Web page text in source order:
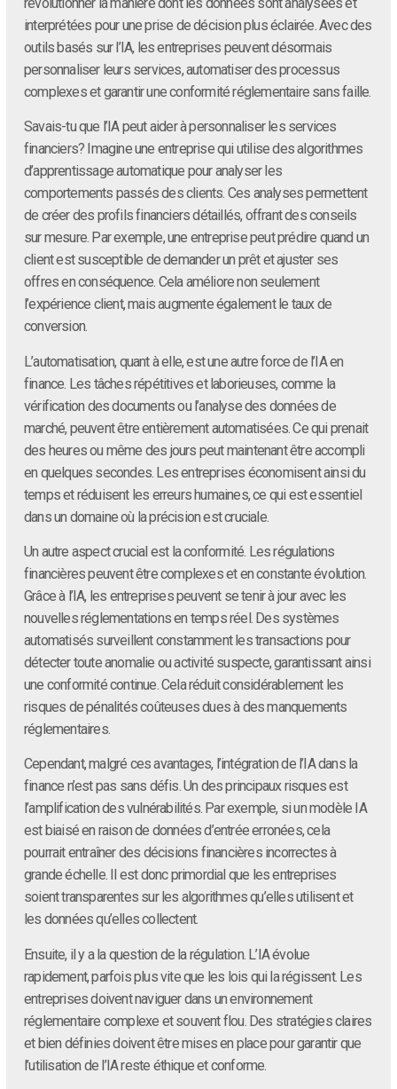
interprétées pour une prise de décision plus éclairée. Avec des
outils basés sur l’IA, les entreprises peuvent désormais
personnaliser leurs services, automatiser des processus
complexes et garantir une conformité réglementaire sans faille.
Savais-tu que l’IA peut aider à personnaliser les services
financiers? Imagine une entreprise qui utilise des algorithmes
d’apprentissage automatique pour analyser les
comportements passés des clients. Ces analyses permettent
de créer des profils financiers détaillés, offrant des conseils
sur mesure. Par exemple, une entreprise peut prédire quand un
client est susceptible de demander un prêt et ajuster ses
offres en conséquence. Cela améliore non seulement
l’expérience client, mais augmente également le taux de
conversion.
L’automatisation, quant à elle, est une autre force de l’IA en
finance. Les tâches répétitives et laborieuses, comme la
vérification des documents ou l’analyse des données de
marché, peuvent être entièrement automatisées. Ce qui prenait
des heures ou même des jours peut maintenant être accompli
en quelques secondes. Les entreprises économisent ainsi du
temps et réduisent les erreurs humaines, ce qui est essentiel
dans un domaine où la précision est cruciale.
Un autre aspect crucial est la conformité. Les régulations
financières peuvent être complexes et en constante évolution.
Grâce à l’IA, les entreprises peuvent se tenir à jour avec les
nouvelles réglementations en temps réel. Des systèmes
automatisés surveillent constamment les transactions pour
détecter toute anomalie ou activité suspecte, garantissant ainsi
une conformité continue. Cela réduit considérablement les
risques de pénalités coûteuses dues à des manquements
réglementaires.
Cependant, malgré ces avantages, l’intégration de l’IA dans la
finance n’est pas sans défis. Un des principaux risques est
l’amplification des vulnérabilités. Par exemple, si un modèle IA
est biaisé en raison de données d’entrée erronées, cela
pourrait entraîner des décisions financières incorrectes à
grande échelle. Il est donc primordial que les entreprises
soient transparentes sur les algorithmes qu’elles utilisent et
les données qu’elles collectent.
Ensuite, il y a la question de la régulation. L’IA évolue
rapidement, parfois plus vite que les lois qui la régissent. Les
entreprises doivent naviguer dans un environnement
réglementaire complexe et souvent flou. Des stratégies claires
et bien définies doivent être mises en place pour garantir que
l’utilisation de l’IA reste éthique et conforme.